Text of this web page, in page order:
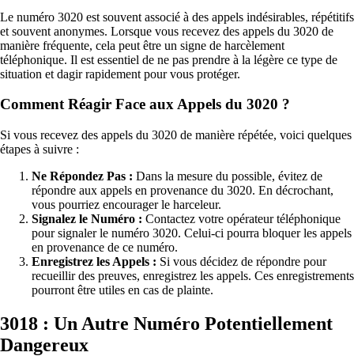
Le numéro 3020 est souvent associé à des appels indésirables, répétitifs
et souvent anonymes. Lorsque vous recevez des appels du 3020 de
manière fréquente, cela peut être un signe de harcèlement
téléphonique. Il est essentiel de ne pas prendre à la légère ce type de
situation et dagir rapidement pour vous protéger.
Comment Réagir Face aux Appels du 3020 ?
Si vous recevez des appels du 3020 de manière répétée, voici quelques
étapes à suivre :
Ne Répondez Pas : Dans la mesure du possible, évitez de
répondre aux appels en provenance du 3020. En décrochant,
vous pourriez encourager le harceleur.
Signalez le Numéro : Contactez votre opérateur téléphonique
pour signaler le numéro 3020. Celui-ci pourra bloquer les appels
en provenance de ce numéro.
Enregistrez les Appels : Si vous décidez de répondre pour
recueillir des preuves, enregistrez les appels. Ces enregistrements
pourront être utiles en cas de plainte.
3018 : Un Autre Numéro Potentiellement
Dangereux